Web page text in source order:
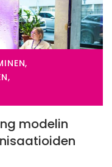
modelin